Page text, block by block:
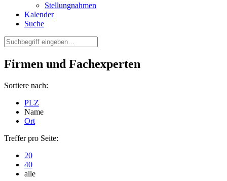
Stellungnahmen
Kalender
Suche
Firmen und Fachexperten
Sortiere nach:
PLZ
Name
Ort
Treffer pro Seite:
20
40
alle